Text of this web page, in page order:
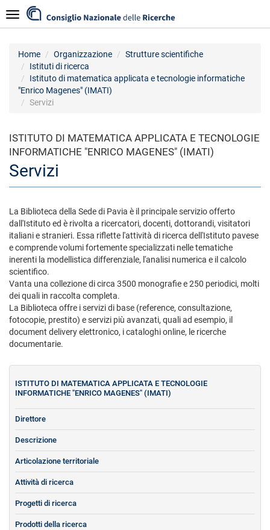
al
contenuto
Navigazione
Home Organizzazione
Strutture scientifiche
Istituti di ricerca
Istituto di matematica applicata e tecnologie informatiche
"Enrico Magenes" (IMATI)
Servizi
ISTITUTO DI MATEMATICA APPLICATA E TECNOLOGIE
INFORMATICHE "ENRICO MAGENES" (IMATI)
Servizi
La Biblioteca della Sede di Pavia è il principale servizio offerto
dall'Istituto ed è rivolta a ricercatori, docenti, dottorandi, visitatori
italiani e stranieri. Essa riflette l'attività di ricerca dell'Istituto pavese
e comprende volumi fortemente specializzati nelle tematiche
inerenti la modellistica differenziale, l'analisi numerica e il calcolo
scientifico.
Vanta una collezione di circa 3500 monografie e 250 periodici, molti
dei quali in raccolta completa.
La Biblioteca offre i servizi di base (reference, consultazione,
fotocopie, prestito) e servizi più avanzati, quali ad esempio, il
document delivery elettronico, i cataloghi online, le ricerche
documentarie.
ISTITUTO DI MATEMATICA APPLICATA E TECNOLOGIE
INFORMATICHE "ENRICO MAGENES" (IMATI)
Direttore
Descrizione
Articolazione territoriale
Attività di ricerca
Progetti di ricerca
Prodotti della ricerca